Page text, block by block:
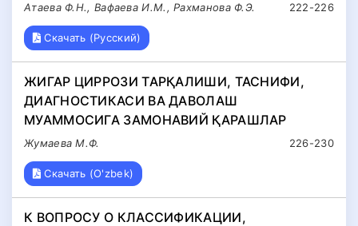
222-226
Атаева Ф.Н., Вафаева И.М., Рахманова Ф.Э.
Скачать (Русский)
ЖИГАР ЦИРРОЗИ ТАРҚАЛИШИ, ТАСНИФИ,
ДИАГНОСТИКАСИ ВА ДАВОЛАШ
МУАММОСИГА ЗАМОНАВИЙ ҚАРАШЛАР
226-230
Жумаева М.Ф.
Скачать (O'zbek)
К ВОПРОСУ О КЛАССИФИКАЦИИ,